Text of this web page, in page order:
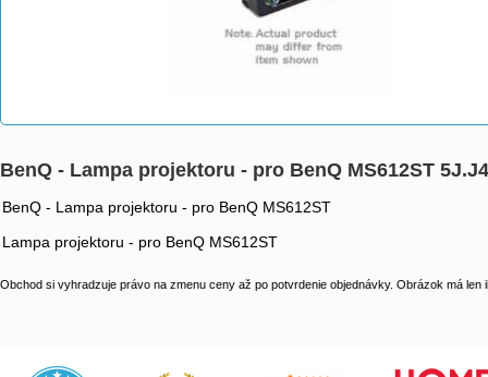
BenQ - Lampa projektoru - pro BenQ MS612ST
BenQ - Lampa projektoru - pro BenQ MS612ST
Lampa projektoru - pro BenQ MS612ST
Obchod si vyhradzuje právo na zmenu ceny až po potvrdenie objednávky. Obrázok má len